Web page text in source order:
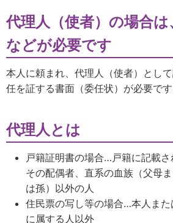
代理人（使者）の場合
などが必要です
本人に頼まれ、代理人（使者）とし
任を証する書面（委任状）が必要です
代理人とは
戸籍証明書の場合…戸籍に記載
その配偶者、直系の血族（父母
は孫）以外の人
住民票の写し等の場合…本人ま
に属する人以外